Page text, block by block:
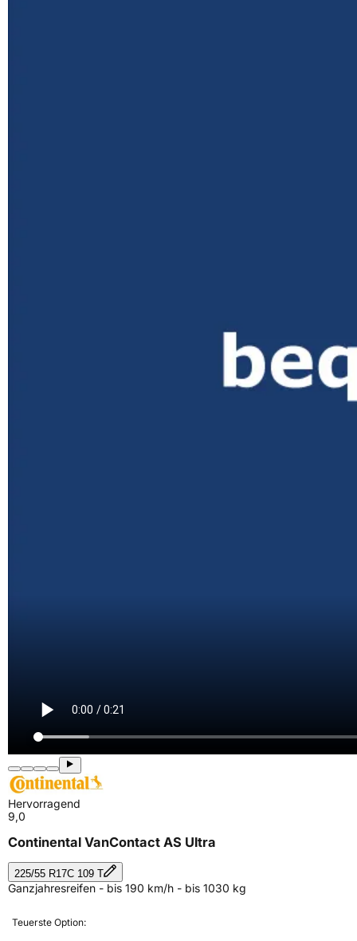
Hervorragend
9,0
Continental VanContact AS Ultra
225/55 R17C 109 T
Ganzjahresreifen - bis 190 km/h - bis 1030 kg
Teuerste Option: